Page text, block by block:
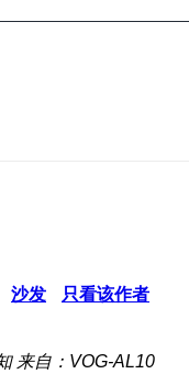
沙发 只看该作者
来自：VOG-AL10